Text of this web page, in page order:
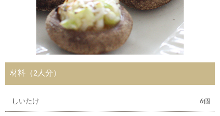
材料（2人分）
しいたけ 6個